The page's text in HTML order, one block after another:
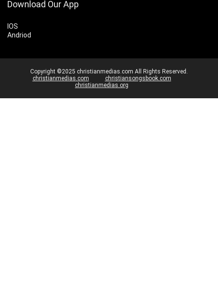
Download Our App
IOS
Andriod
Copyright ©2025 christianmedias.com All Rights Reserved.
christianmedias.com
christiansongsbook.com
christianmedias.org